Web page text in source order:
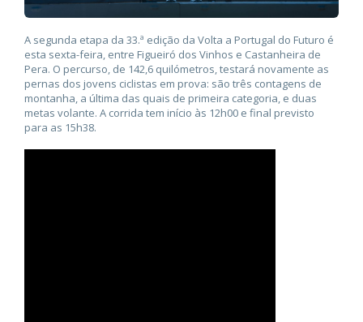
A segunda etapa da 33.ª edição da Volta a Portugal do Futuro é
esta sexta-feira, entre Figueiró dos Vinhos e Castanheira de
Pera. O percurso, de 142,6 quilómetros, testará novamente as
pernas dos jovens ciclistas em prova: são três contagens de
montanha, a última das quais de primeira categoria, e duas
metas volante. A corrida tem início às 12h00 e final previsto
para as 15h38.